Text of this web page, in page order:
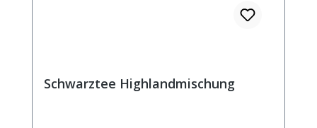
Schwarztee Highlandmischung